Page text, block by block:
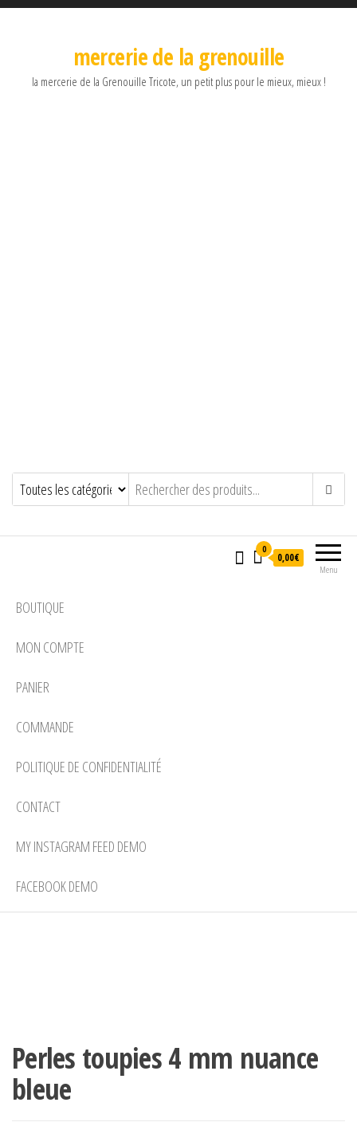
mercerie de la grenouille
la mercerie de la Grenouille Tricote, un petit plus pour le mieux, mieux !
Menu
0
0,00€
BOUTIQUE
MON COMPTE
PANIER
COMMANDE
POLITIQUE DE CONFIDENTIALITÉ
CONTACT
MY INSTAGRAM FEED DEMO
FACEBOOK DEMO
Perles toupies 4 mm nuance
bleue